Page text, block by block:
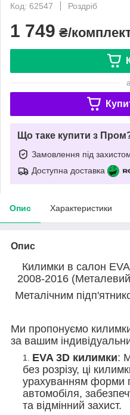
Код: 62547
Роздріб
1 749 ₴/
Що таке купити з
Замовлення під
Доступна доставка
Опис Характеристики
Опис
Килимки в салон
2008-2016
Металічним
Ми пропонуємо
за вашим
EVA 3D килимки:
без розрізу, ці
урахуванням форми
автомобіля,
та відмінний захист.